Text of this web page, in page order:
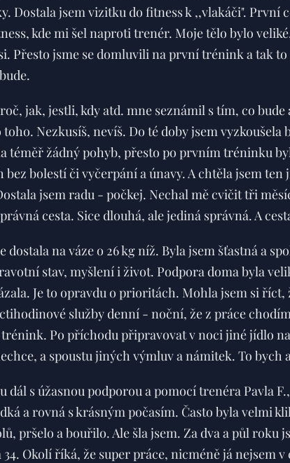
Dostala jsem vizitku do fitness k ,,vlakáči". První
kde mi šel naproti trenér. Moje tělo bylo
Přesto jsme se domluvili na první trénink a tak to
jak, jestli, kdy atd. mne seznámil s tím, co bude
Nezkusíš, nevíš. Do té doby jsem vyzkoušela
téměř žádný pohyb, přesto po prvním tréninku
bez bolestí či vyčerpání a únavy. A chtěla jsem
jsem radu - počkej. Nechal mě cvičit tři
cesta. Sice dlouhá, ale jediná správná. A
dostala na váze o 26 kg níž. Byla jsem šťastná a
stav, myšlení i život. Podpora doma byla
Je to opravdu o prioritách. Mohla jsem si říct,
služby denní - noční, že z práce
Po příchodu připravovat v noci jiné jídlo
a spoustu jiných výmluv a námitek. To bych
dál s úžasnou podporou a pomocí trenéra Pavla
a rovná s krásným počasím. Často byla velmi
pršelo a bouřilo. Ale šla jsem. Za dva a půl roku
Okolí říká, že super práce, nicméně já nejsem v